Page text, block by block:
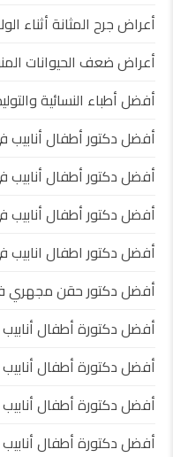
أعراض جرح المثانة أثناء
أعراض ضعف الحيوانات
أفضل أطباء النسائية
أفضل دكتور أطفال أنابيب
أفضل دكتور أطفال أنابيب
أفضل دكتور أطفال
أفضل دكتور اطفال انابيب
أفضل دكتور حقن مجهري
أفضل دكتورة أطفال
أفضل دكتورة أطفال أنابيب
أفضل دكتورة أطفال
أفضل دكتورة أطفال